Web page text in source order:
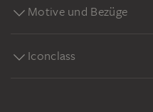
Motive und Bezüge
Iconclass